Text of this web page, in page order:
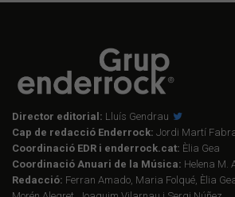
Director editorial: Lluís Gendrau
Cap de redacció Enderrock: Jordi Martí
Coordinació EDR i enderrock.cat: Èlia Gea
Coordinació Anuari de la Música: Helena M.
Redacció: Ferran Amado, Maria Folqué, Èlia